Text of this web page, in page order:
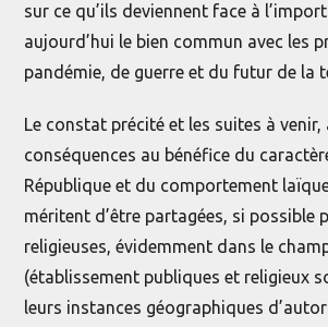
sur ce qu’ils deviennent face à
aujourd’hui le bien commun avec les
pandémie, de guerre et du futur de la
Le constat précité et les suites à venir,
conséquences au bénéfice du
République et du comportement
méritent d’être partagées, si possible
religieuses, évidemment dans le
(établissement publiques et religieux
leurs instances géographiques